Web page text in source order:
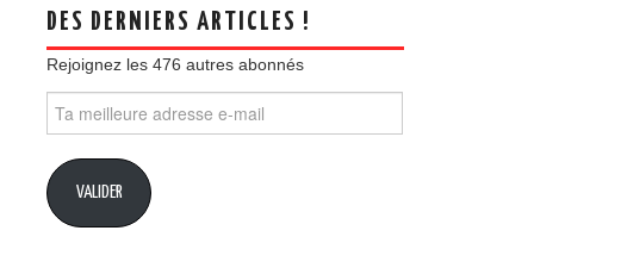
DES DERNIERS ARTICLES !
Rejoignez les 476 autres abonnés
meilleure
e-
mail VALIDER